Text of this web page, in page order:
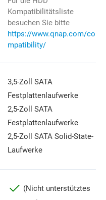
Kompatibilitätsliste
besuchen Sie bitte
https://www.qnap.com/co
mpatibility/
3,5-Zoll SATA
Festplattenlaufwerke
2,5-Zoll SATA
Festplattenlaufwerke
2,5-Zoll SATA Solid-State-
Laufwerke
(Nicht unterstütztes